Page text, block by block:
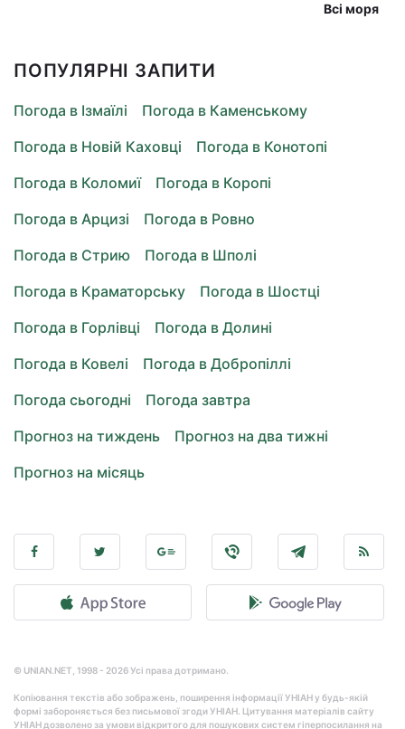
Всі моря
ПОПУЛЯРНІ ЗАПИТИ
Погода в Ізмаїлі
Погода в Каменському
Погода в Новій Каховці
Погода в Конотопі
Погода в Коломиї
Погода в Коропі
Погода в Арцизі
Погода в Ровно
Погода в Стрию
Погода в Шполі
Погода в Краматорську
Погода в Шостці
Погода в Горлівці
Погода в Долині
Погода в Ковелі
Погода в Добропіллі
Погода сьогодні
Погода завтра
Прогноз на тиждень
Прогноз на два тижні
Прогноз на місяць
© UNIAN.NET, 1998 - 2026 Усі права дотримано.
Копіювання текстів або зображень, поширення інформації УНІАН у будь-якій
формі забороняється без письмової згоди УНІАН. Цитування матеріалів сайту
УНІАН дозволено за умови відкритого для пошукових систем гіперпосилання на